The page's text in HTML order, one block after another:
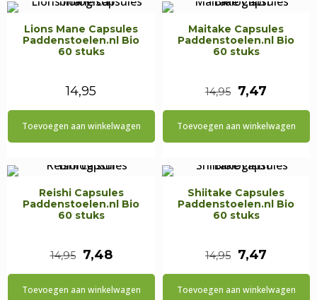
Lions Mane Capsules
Paddenstoelen.nl Bio
60 stuks
14,95
Toevoegen aan winkelwagen
Maitake Capsules
Paddenstoelen.nl Bio
60 stuks
14,95
prijs
7,47
prijs
Toevoegen aan winkelwagen
Reishi Capsules
Paddenstoelen.nl Bio
60 stuks
14,95
Oorspronkelijke
prijs
7,48Huidige
prijs
Toevoegen aan winkelwagen
Shiitake Capsules
Paddenstoelen.nl Bio
60 stuks
14,95
prijs
7,47
prijs
Toevoegen aan winkelwagen